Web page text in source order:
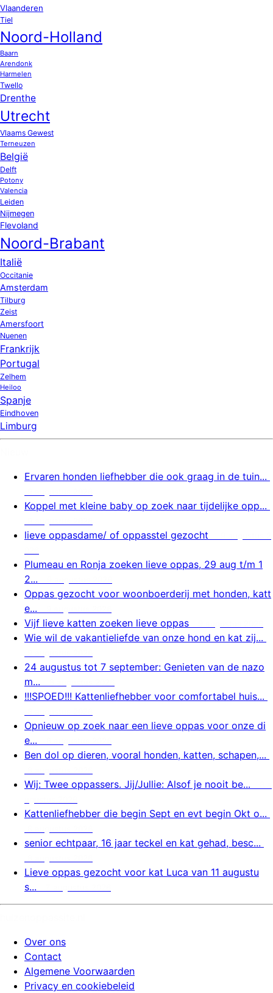
Vlaanderen
Tiel
Noord-Holland
Baarn
Arendonk
Harmelen
Twello
Drenthe
Utrecht
Vlaams Gewest
Terneuzen
België
Delft
Potony
Valencia
Leiden
Nijmegen
Flevoland
Noord-Brabant
Italië
Occitanie
Amsterdam
Tilburg
Zeist
Amersfoort
Nuenen
Frankrijk
Portugal
Zelhem
Heiloo
Spanje
Eindhoven
Limburg
Ervaren honden liefhebber die ook graag in de tuin...
Koppel met kleine baby op zoek naar tijdelijke opp...
lieve oppasdame/ of oppasstel gezocht
Plumeau en Ronja zoeken lieve oppas, 29 aug t/m 1
2...
Oppas gezocht voor woonboerderij met honden, katt
e...
Vijf lieve katten zoeken lieve oppas
Wie wil de vakantieliefde van onze hond en kat zij...
24 augustus tot 7 september: Genieten van de nazo
m...
!!!SPOED!!! Kattenliefhebber voor comfortabel huis...
Opnieuw op zoek naar een lieve oppas voor onze di
e...
Ben dol op dieren, vooral honden, katten, schapen,...
Wij: Twee oppassers. Jij/Jullie: Alsof je nooit be...
Kattenliefhebber die begin Sept en evt begin Okt o...
senior echtpaar, 16 jaar teckel en kat gehad, besc...
Lieve oppas gezocht voor kat Luca van 11 augustu
s...
Over ons
Contact
Algemene Voorwaarden
Privacy en cookiebeleid